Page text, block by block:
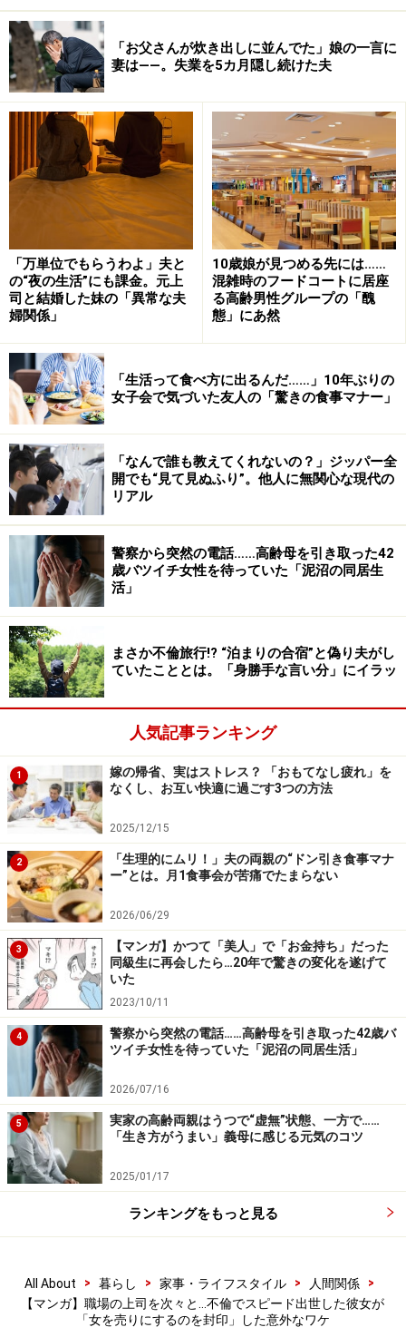
ったことではない。正当に「のし上がれない」のなら、
踏み台を使ってもいいではないか。それも昔とは違っ
て、女性がまったく被害者意識などもたずにスマート
に。そんな考え方をする女性がいても不思議はない。
原案：亀山早苗
マンガ：カンザキミナミ（@knzkminami）
※記事内容は執筆時点のものです。最新の内容をご確認くださ
「お父さんが炊き出しに並んでた」娘の一言に
妻は――。失業を5カ月隠し続けた夫
「万単位でもらうわよ」夫と
の“夜の生活”にも課金。元上
司と結婚した妹の「異常な夫
婦関係」
10歳娘が見つめる先には……
混雑時のフードコートに居座
る高齢男性グループの「醜
態」にあ然
「生活って食べ方に出るんだ……」10年ぶりの
女子会で気づいた友人の「驚きの食事マナー」
「なんで誰も教えてくれないの？」ジッパー全
開でも“見て見ぬふり”。他人に無関心な現代の
リアル
警察から突然の電話……高齢母を引き取った42
歳バツイチ女性を待っていた「泥沼の同居生
活」
まさか不倫旅行!? “泊まりの合宿”と偽り夫がし
ていたこととは。「身勝手な言い分」にイラッ
人気記事ランキング
1
嫁の帰省、実はストレス？ 「おもてなし疲れ」を
なくし、お互い快適に過ごす3つの方法
2025/12/15
2
「生理的にムリ！」夫の両親の“ドン引き食事マナ
ー”とは。月1食事会が苦痛でたまらない
2026/06/29
3
【マンガ】かつて「美人」で「お金持ち」だった
同級生に再会したら…20年で驚きの変化を遂げて
いた
2023/10/11
4
警察から突然の電話……高齢母を引き取った42歳バ
ツイチ女性を待っていた「泥沼の同居生活」
2026/07/16
5
実家の高齢両親はうつで“虚無”状態、一方で……
「生き方がうまい」義母に感じる元気のコツ
2025/01/17
ランキングをもっと見る
All About > 暮らし > 家事・ライフスタイル > 人間関係
>
【マンガ】職場の上司を次々と…不倫でスピード出世した彼女が
「女を売りにするのを封印」した意外なワケ